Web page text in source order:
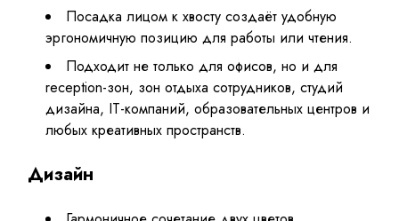
Посадка лицом к хвосту создаёт удобную
эргономичную позицию для работы или чтения.
Подходит не только для офисов, но и для
reception-зон, зон отдыха сотрудников, студий
дизайна, IT-компаний, образовательных центров и
любых креативных пространств.
Дизайн